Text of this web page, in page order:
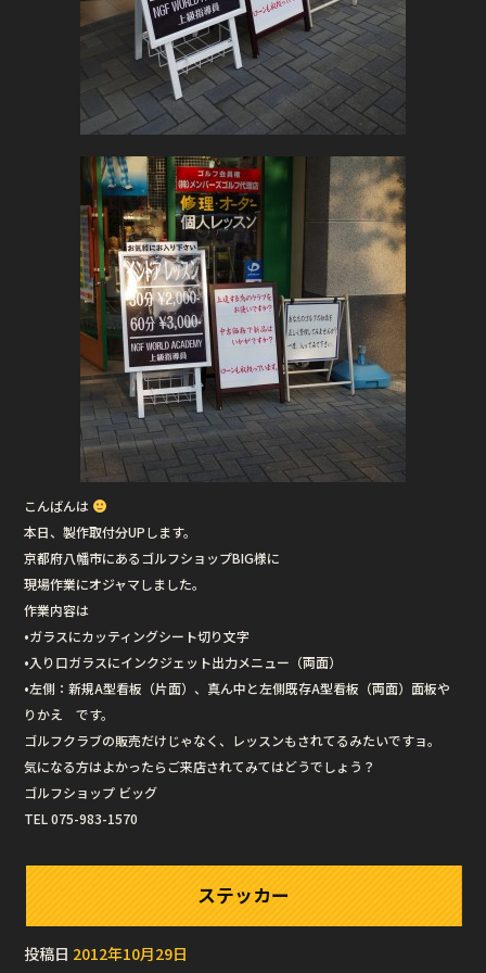
こんばんは
本日、製作取付分UPします。
京都府八幡市にあるゴルフショップBIG様に
現場作業にオジャマしました。
作業内容は
•ガラスにカッティングシート切り文字
•入り口ガラスにインクジェット出力メニュー（両面）
•左側：新規A型看板（片面）、真ん中と左側既存A型看板（両面）面板や
りかえ です。
ゴルフクラブの販売だけじゃなく、レッスンもされてるみたいですョ。
気になる方はよかったらご来店されてみてはどうでしょう？
ゴルフショップ ビッグ
TEL 075-983-1570
ステッカー
投稿日 2012年10月29日